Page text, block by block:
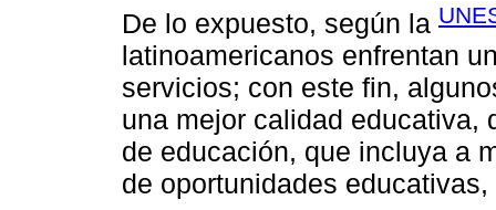
De lo expuesto, según la
latinoamericanos enfrentan
servicios; con este fin,
una mejor calidad educativa,
de educación, que incluya a
de oportunidades